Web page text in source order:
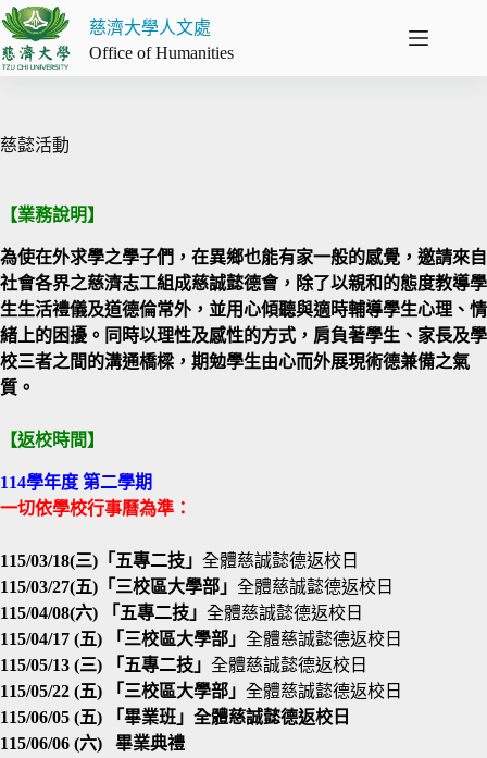
跳
至
主
容
慈濟大學人文處
Office of Humanities
慈懿活動
【業務說明】
為使在外求學之學子們，在異鄉也能有家一般的感覺，邀請來自
社會各界之慈濟志工組成慈誠懿德會，除了以親和的態度教導學
生生活禮儀及道德倫常外，並用心傾聽與適時輔導學生心理、情
緒上的困擾。同時以理性及感性的方式，肩負著學生、家長及學
校三者之間的溝通橋樑，期勉學生由心而外展現術德兼備之氣
質。
【返校時間】
114學年度 第二學期
一切依學校行事曆為準：
115/03/18(三)「五專二技」 全體慈誠懿德返校日
115/03/27(五) 「三校區大學部」 全體慈誠懿德返校日
115/04/08(六)
「五專二技」 全體慈誠懿德返校日
115/04/17 (五)
「三校區大學部」 全體慈誠懿德返校日
115/05/13 (三) 「五專二技」 全體慈誠懿德返校日
115/05/22 (五) 「三校區大學部」 全體慈誠懿德返校日
115/06/05 (五) 「畢業班」全體慈誠懿德返校日
115/06/06 (六) 畢業典禮